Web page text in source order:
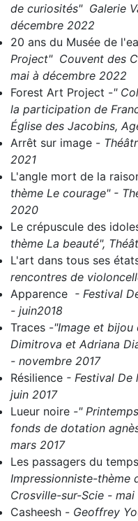
de curiosités" Galerie
décembre 2022
20 ans du Musée de
Project" Couvent des
mai à décembre 2022
Forest Art Project -"
la participation de
Église des Jacobins,
Arrêt sur image -
2021
L'angle mort de la
thème Le courage" -
2020
Le crépuscule des
thème La beauté",
L'art dans tous ses
rencontres de
Apparence - Festival
- juin2018
Traces -"Image et bijou
Dimitrova et Adriana
- novembre 2017
Résilience - Festival De
juin 2017
Lueur noire -"
fonds de dotation
mars 2017
Les passagers du temps
Impressionniste-thème
Crosville-sur-Scie - mai
Casheesh - Geoffrey